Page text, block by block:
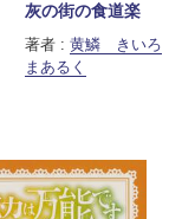
灰の街の食道楽
著者 : 黄鱗 きいろ
まあるく